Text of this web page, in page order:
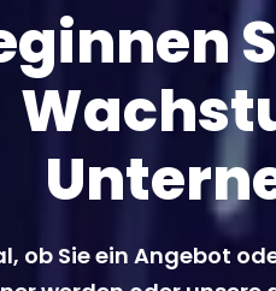
ob Sie ein Angebot